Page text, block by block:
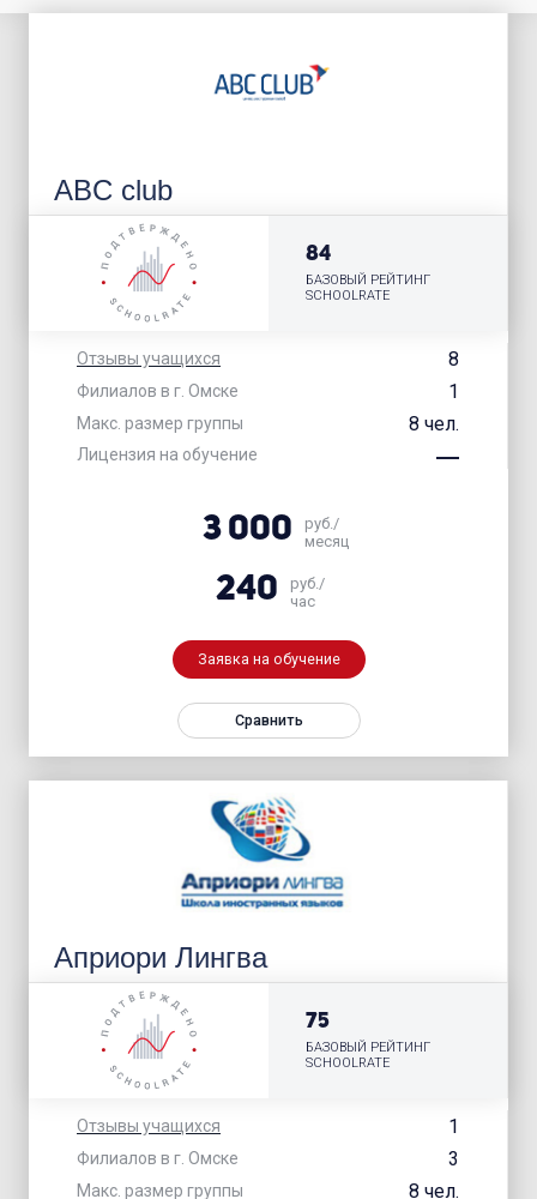
ABC club
Отзывы учащихся 8
Филиалов в г. Омске 1
Макс. размер группы 8 чел.
Лицензия на обучение
84
БАЗОВЫЙ РЕЙТИНГ
SCHOOLRATE
3 000
руб./
месяц
240
руб./
час
Заявка на обучение
Сравнить
Априори Лингва
Отзывы учащихся 1
Филиалов в г. Омске 3
Макс. размер группы 8 чел.
75
БАЗОВЫЙ РЕЙТИНГ
SCHOOLRATE